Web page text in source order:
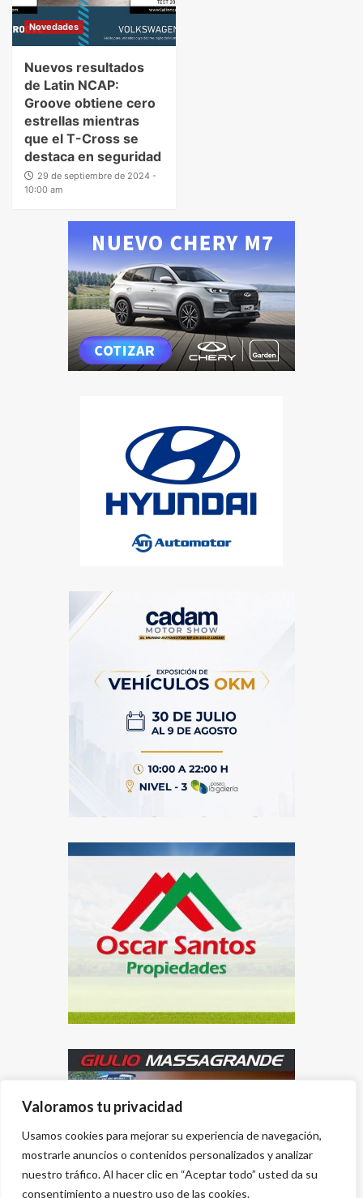
Valoramos tu privacidad
Usamos cookies para mejorar su experiencia de navegación,
mostrarle anuncios o contenidos personalizados y analizar
nuestro tráfico. Al hacer clic en “Aceptar todo” usted da su
consentimiento a nuestro uso de las cookies.
Novedades
Nuevos resultados
de Latin NCAP:
Groove obtiene cero
estrellas mientras
que el T-Cross se
destaca en seguridad
29 de septiembre de 2024 -
10:00 am